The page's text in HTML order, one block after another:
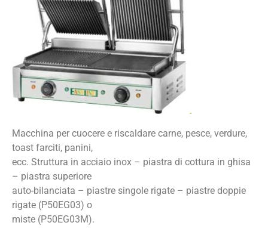
Macchina per cuocere e riscaldare carne, pesce, verdure,
toast farciti, panini,
ecc. Struttura in acciaio inox – piastra di cottura in ghisa
– piastra superiore
auto-bilanciata – piastre singole rigate – piastre doppie
rigate (P50EG03) o
miste (P50EG03M).